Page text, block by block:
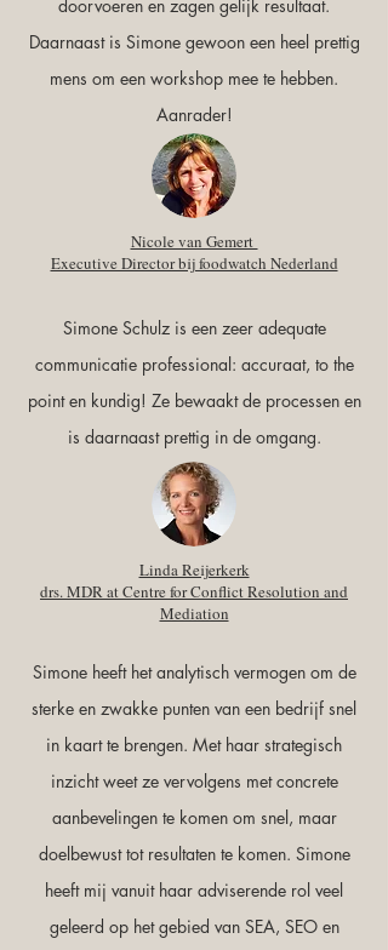
doorvoeren en zagen gelijk resultaat.
Daarnaast is Simone gewoon een heel prettig
mens om een workshop mee te hebben.
Aanrader!
Nicole van Gemert
Executive Director bij foodwatch Nederland
Simone Schulz is een zeer adequate
communicatie professional: accuraat, to the
point en kundig! Ze bewaakt de processen en
is daarnaast prettig in de omgang.
Linda Reijerkerk
drs. MDR at Centre for Conflict Resolution and
Mediation
Simone heeft het analytisch vermogen om de
sterke en zwakke punten van een bedrijf snel
in kaart te brengen. Met haar strategisch
inzicht weet ze vervolgens met concrete
aanbevelingen te komen om snel, maar
doelbewust tot resultaten te komen. Simone
heeft mij vanuit haar adviserende rol veel
geleerd op het gebied van SEA, SEO en